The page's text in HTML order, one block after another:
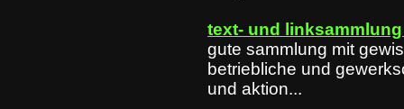
text- und
gute sammlung mit
betriebliche und
und aktion...